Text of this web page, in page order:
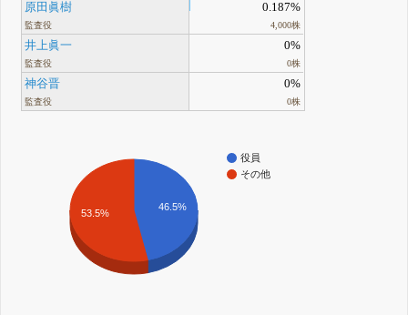
原田眞樹
監査役
0.187%
4,000株
井上眞一
監査役
0%
0株
神谷晋
監査役
0%
0株
役員
その他
46.5%
53.5%